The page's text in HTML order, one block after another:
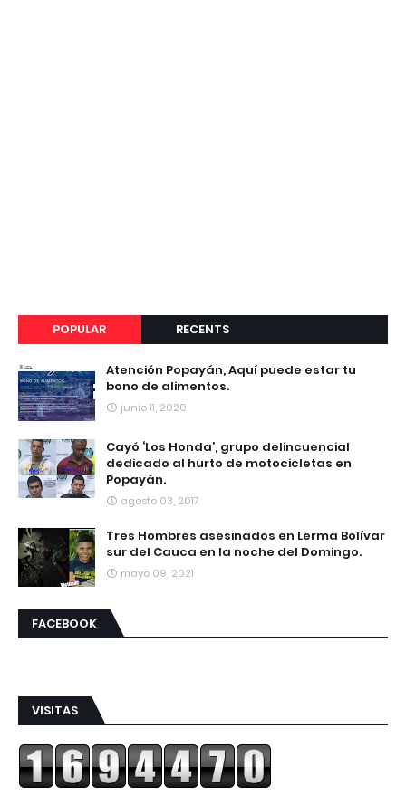
POPULAR RECENTS
Atención Popayán, Aquí puede estar tu
bono de alimentos.
junio 11, 2020
Cayó ‘Los Honda’, grupo delincuencial
dedicado al hurto de motocicletas en
Popayán.
agosto 03, 2017
Tres Hombres asesinados en Lerma Bolívar
sur del Cauca en la noche del Domingo.
mayo 09, 2021
FACEBOOK
VISITAS